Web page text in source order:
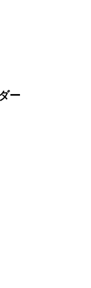
ー